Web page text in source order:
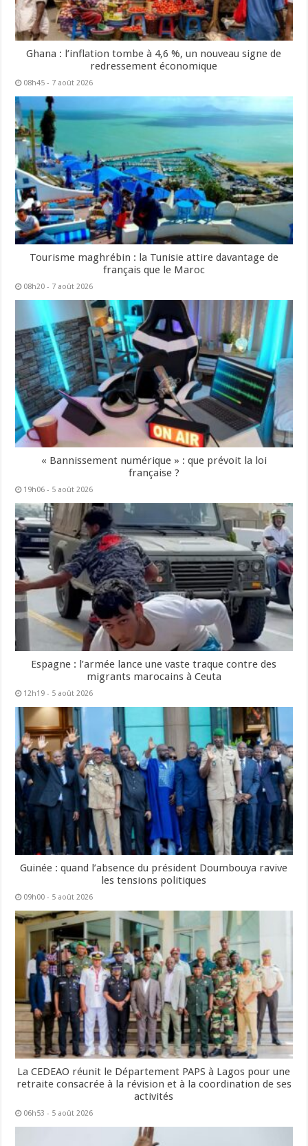
Ghana : l’inflation tombe à 4,6 %, un nouveau signe de
redressement économique
08h45 - 7 août 2026
Tourisme maghrébin : la Tunisie attire davantage de
français que le Maroc
08h20 - 7 août 2026
« Bannissement numérique » : que prévoit la loi
française ?
19h06 - 5 août 2026
Espagne : l’armée lance une vaste traque contre des
migrants marocains à Ceuta
12h19 - 5 août 2026
Guinée : quand l’absence du président Doumbouya ravive
les tensions politiques
09h00 - 5 août 2026
La CEDEAO réunit le Département PAPS à Lagos pour une
retraite consacrée à la révision et à la coordination de ses
activités
06h53 - 5 août 2026